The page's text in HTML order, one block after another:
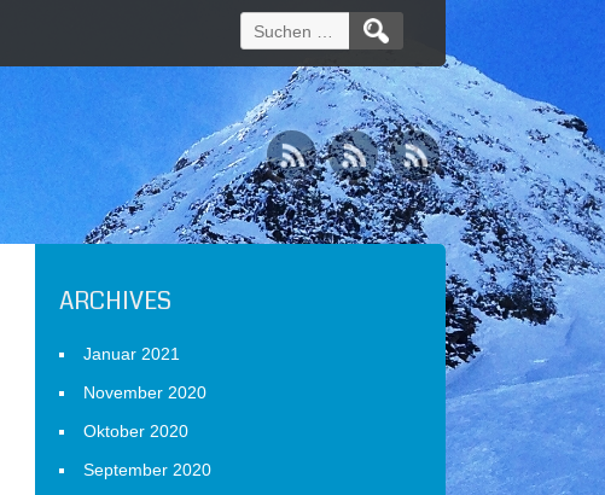
Suchen
nach:
ARCHIVES
Januar 2021
November 2020
Oktober 2020
September 2020